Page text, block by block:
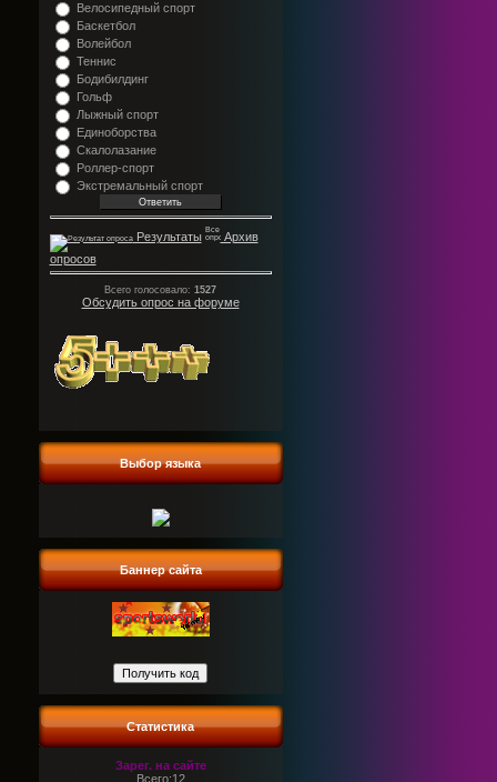
Велосипедный спорт
Баскетбол
Волейбол
Теннис
Бодибилдинг
Гольф
Лыжный спорт
Единоборства
Скалолазание
Роллер-спорт
Экстремальный спорт
Результаты
Архив
опросов
Всего голосовало: 1527
Обсудить опрос на форуме
Выбор языка
Баннер сайта
Статистика
Зарег. на сайте
Всего:12